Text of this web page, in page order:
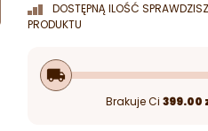
DOSTĘPNĄ ILOŚĆ
PRODUKTU
local_shipping
Brakuje Ci 399.00